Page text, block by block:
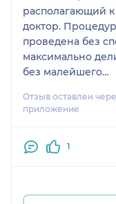
располагающий к
доктор.
проведена без
максимально
без малейшего
Отдельное
позитивный
Отзыв оставлен
приложение
1